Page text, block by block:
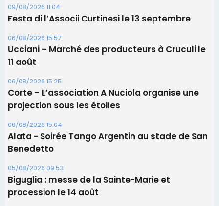
09/08/2026 11:04
Festa di l’Associi Curtinesi le 13 septembre
06/08/2026 15:57
Ucciani – Marché des producteurs à Cruculi le
11 août
06/08/2026 15:25
Corte – L’association A Nuciola organise une
projection sous les étoiles
06/08/2026 15:04
Alata - Soirée Tango Argentin au stade de San
Benedetto
05/08/2026 09:53
Biguglia : messe de la Sainte-Marie et
procession le 14 août